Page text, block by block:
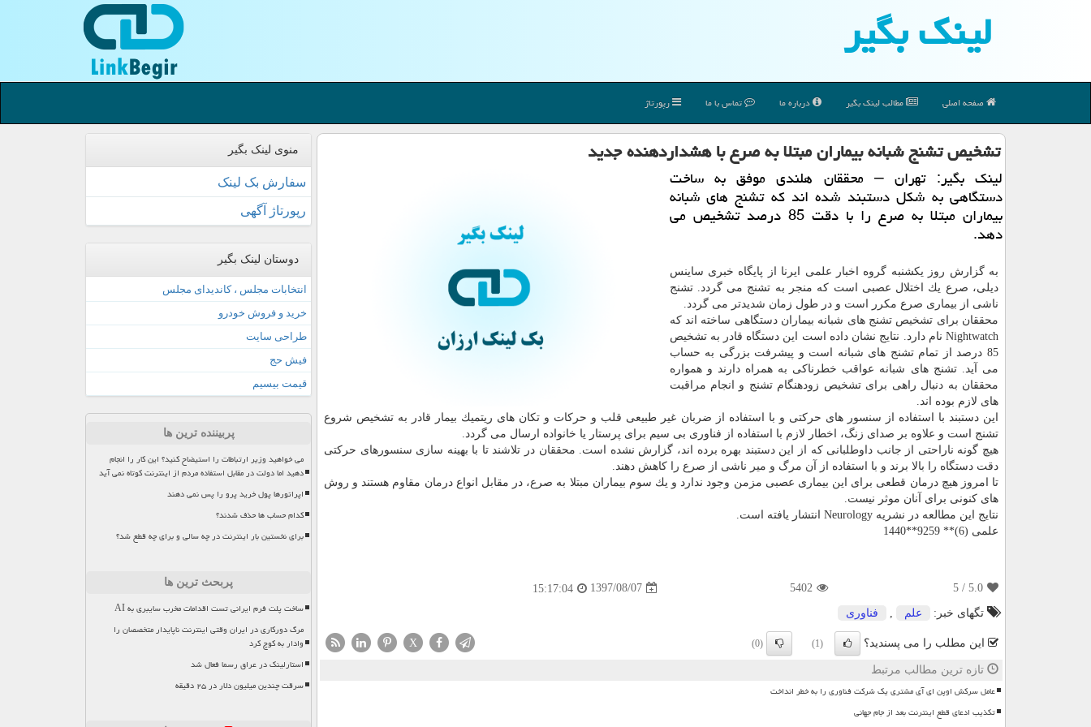
لینك بگیر
صفحه اصلی مطالب لینك بگیر درباره ما تماس با ما رپورتاژ
تشخیص تشنج شبانه بیماران مبتلا به صرع با هشداردهنده جدید
لینك بگیر: تهران – محققان هلندی موفق به ساخت
دستگاهی به شكل دستبند شده اند كه تشنج های شبانه
بیماران مبتلا به صرع را با دقت 85 درصد تشخیص می
دهد.
به گزارش روز یكشنبه گروه اخبار علمی ایرنا از پایگاه خبری ساینس
دیلی، صرع یك اختلال عصبی است كه منجر به تشنج می گردد. تشنج
ناشی از بیماری صرع مكرر است و در طول زمان شدیدتر می گردد.
محققان برای تشخیص تشنج های شبانه بیماران دستگاهی ساخته اند كه
Nightwatch نام دارد. نتایج نشان داده است این دستگاه قادر به تشخیص
85 درصد از تمام تشنج های شبانه است و پیشرفت بزرگی به حساب
می آید. تشنج های شبانه عواقب خطرناكی به همراه دارند و همواره
محققان به دنبال راهی برای تشخیص زودهنگام تشنج و انجام مراقبت
های لازم بوده اند.
این دستبند با استفاده از سنسور های حركتی و با استفاده از ضربان غیر طبیعی قلب و حركات و تكان های ریتمیك بیمار قادر به تشخیص شروع
تشنج است و علاوه بر صدای زنگ، اخطار لازم با استفاده از فناوری بی سیم برای پرستار یا خانواده ارسال می گردد.
هیچ گونه ناراحتی از جانب داوطلبانی كه از این دستبند بهره برده اند، گزارش نشده است. محققان در تلاشند تا با بهینه سازی سنسورهای حركتی
دقت دستگاه را بالا برند و با استفاده از آن مرگ و میر ناشی از صرع را كاهش دهند.
تا امروز هیچ درمان قطعی برای این بیماری عصبی مزمن وجود ندارد و یك سوم بیماران مبتلا به صرع، در مقابل انواع درمان مقاوم هستند و روش
های كنونی برای آنان موثر نیست.
نتایج این مطالعه در نشریه Neurology انتشار یافته است.
علمی (6)** 9259**1440
5.0
/ 5
5402
1397/08/07
15:17:04
تگهای خبر:
علم فناوری
این مطلب را می پسندید؟ (1)
(0)
X
تازه ترین مطالب مرتبط
عامل سرکش اوپن ای آی مشتری یک شرکت فناوری را به خطر انداخت
تکذیب ادعای قطع اینترنت بعد از جام جهانی
منوی لینک بگیر
سفارش بک لینک
رپورتاژ آگهی
دوستان لینک بگیر
انتخابات مجلس ، کاندیدای مجلس
خرید و فروش خودرو
طراحی سایت
فیش حج
قیمت بیسیم
پربیننده ترین ها
می خواهید وزیر ارتباطات را استیضاح کنید؟ این کار را انجام
دهید اما دولت در مقابل استفاده مردم از اینترنت کوتاه نمی آید
اپراتورها پول خرید پرو را پس نمی دهند
کدام حساب ها حذف شدند؟
برای نخستین بار اینترنت در چه سالی و برای چه قطع شد؟
پربحث ترین ها
ساخت پلت فرم ایرانی تست اقدامات مخرب سایبری به AI
مرگ دورکاری در ایران وقتی اینترنت ناپایدار متخصصان را
وادار به کوچ کرد
استارلینک در عراق رسما فعال شد
سرقت چندین میلیون دلار در ۲۵ دقیقه